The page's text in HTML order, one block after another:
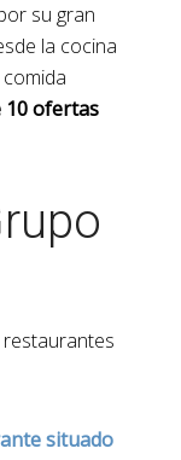
su gran
la cocina
10 ofertas
situado